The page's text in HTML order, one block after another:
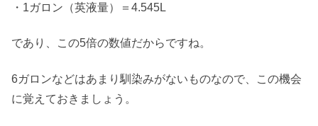
・1ガロン（英液量）＝4.545L
であり、この5倍の数値だからですね。
6ガロンなどはあまり馴染みがないものなので、この機会
に覚えておきましょう。